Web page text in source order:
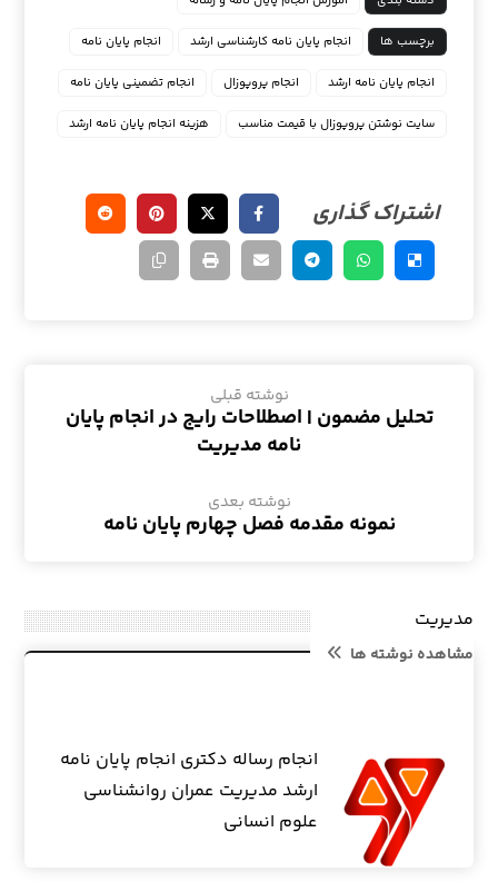
برچسب ها انجام پايان نامه كارشناسي ارشد انجام پایان نامه
انجام پایان نامه ارشد انجام پروپوزال انجام تضمینی پایان نامه
سایت نوشتن پروپوزال با قیمت مناسب هزینه انجام پایان نامه ارشد
نوشته قبلی
تحلیل مضمون | اصطلاحات رایج در انجام پایان
نامه مدیریت
نوشته بعدی
نمونه مقدمه فصل چهارم پایان نامه
مدیریت
مشاهده نوشته ها
انجام رساله دکتری انجام پایان نامه
ارشد مدیریت عمران روانشناسی
علوم انسانی